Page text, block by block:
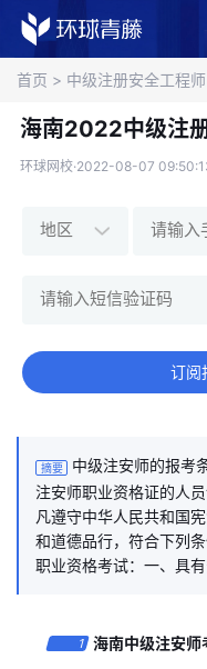
首页 > 中级注册安全工程师
海南2022中级注
环球网校·2022-08-07
订阅
摘要
中级注安师的报考
注安师职业资格证的人
凡遵守中华人民共和国
和道德品行，符合下列
职业资格考试：一、具
1 海南中级注安师